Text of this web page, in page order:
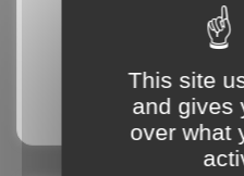
This site
and gives
over what